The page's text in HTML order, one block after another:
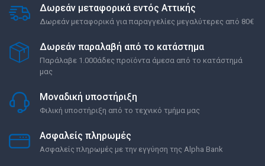
Δωρεάν μεταφορικά εντός Αττικής
Δωρεάν μεταφορικά για παραγγελίες μεγαλύτερες από 80€
Δωρεάν παραλαβή από το κατάστημα
Παράλαβε 1.000άδες προϊόντα άμεσα από το κατάστημά
μας
Μοναδική υποστήριξη
Φιλική υποστήριξη από το τεχνικό τμήμα μας
Ασφαλείς πληρωμές
Ασφαλείς πληρωμές με την εγγύηση της Alpha Bank